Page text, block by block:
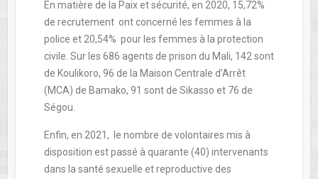
En matière de la Paix et sécurité, en 2020, 15,72%
de recrutement ont concerné les femmes à la
police et 20,54% pour les femmes à la protection
civile. Sur les 686 agents de prison du Mali, 142 sont
de Koulikoro, 96 de la Maison Centrale d’Arrêt
(MCA) de Bamako, 91 sont de Sikasso et 76 de
Ségou.
Enfin, en 2021, le nombre de volontaires mis à
disposition est passé à quarante (40) intervenants
dans la santé sexuelle et reproductive des